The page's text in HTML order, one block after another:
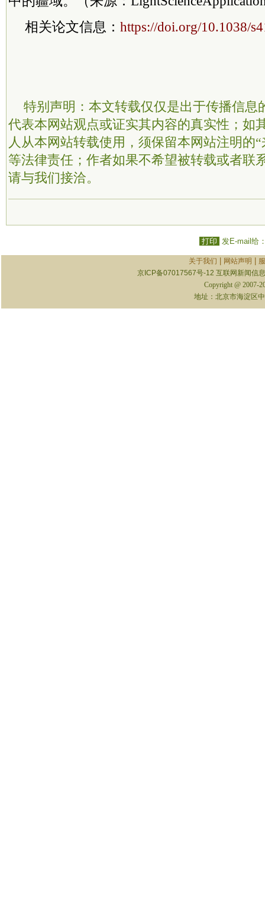
相关论文信息： https://doi.org/10.1038/
特别声明：本文转载仅仅是出于传播信息
代表本网站观点或证实其内容的真实性；如
人从本网站转载使用，须保留本网站注明的
等法律责任；作者如果不希望被转载或者联
请与我们接洽。
打印 发E-mail给
关于我们 网站声明
京ICP备07017567号-12 互联网新闻信
Copyright @ 2007-
地址：北京市海淀区